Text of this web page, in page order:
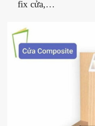
fix cửa,…